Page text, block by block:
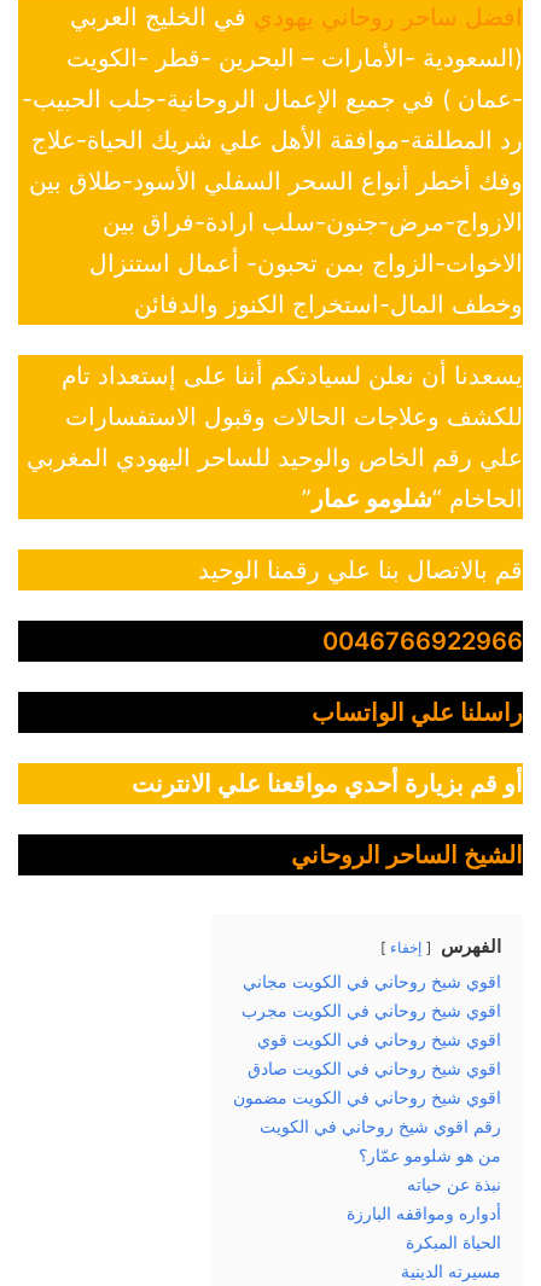
افضل ساحر روحاني يهودي في الخليج العربي
(السعودية -الأمارات – البحرين -قطر -الكويت
-عمان ) في جميع الإعمال الروحانية-جلب الحبيب-
رد المطلقة-موافقة الأهل علي شريك الحياة-علاج
وفك أخطر أنواع السحر السفلي الأسود-طلاق بين
الازواج-مرض-جنون-سلب ارادة-فراق بين
الاخوات-الزواج بمن تحبون- أعمال استنزال
وخطف المال-استخراج الكنوز والدفائن
يسعدنا أن نعلن لسيادتكم أننا على إستعداد تام
للكشف وعلاجات الحالات وقبول الاستفسارات
علي رقم الخاص والوحيد للساحر اليهودي المغربي
الحاخام “شلومو عمار ”
قم بالاتصال بنا علي رقمنا الوحيد
0046766922966
راسلنا علي الواتساب
أو قم بزيارة أحدي مواقعنا علي الانترنت
الشيخ الساحر الروحاني
الفهرس إخفاء
اقوي شيخ روحاني في الكويت مجاني
اقوي شيخ روحاني في الكويت مجرب
اقوي شيخ روحاني في الكويت قوي
اقوي شيخ روحاني في الكويت صادق
اقوي شيخ روحاني في الكويت مضمون
رقم اقوي شيخ روحاني في الكويت
من هو شلومو عمّار؟
نبذة عن حياته
أدواره ومواقفه البارزة
الحياة المبكرة
مسيرته الدينية